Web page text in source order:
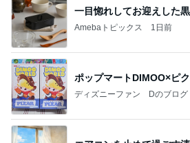
一目惚れしてお迎えした
Amebaトピックス 1日前
ポップマートDIMOO×ピ
ディズニーファン Dのブログ